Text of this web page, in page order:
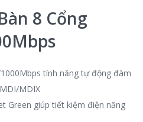
8 Cổng
1000Mbps tính năng tự động đàm
MDIX
Green giúp tiết kiệm điện năng